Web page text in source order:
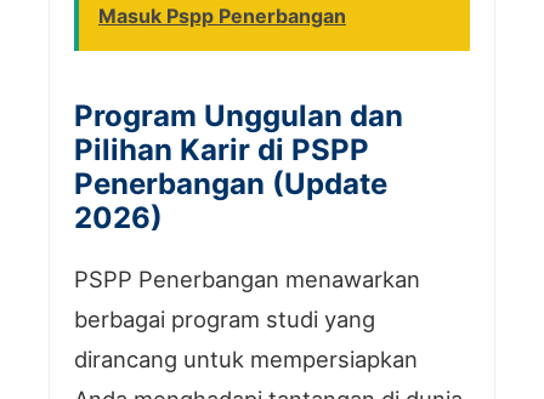
Masuk Pspp Penerbangan
Program Unggulan dan
Pilihan Karir di PSPP
Penerbangan (Update
2026)
PSPP Penerbangan menawarkan
berbagai program studi yang
dirancang untuk mempersiapkan